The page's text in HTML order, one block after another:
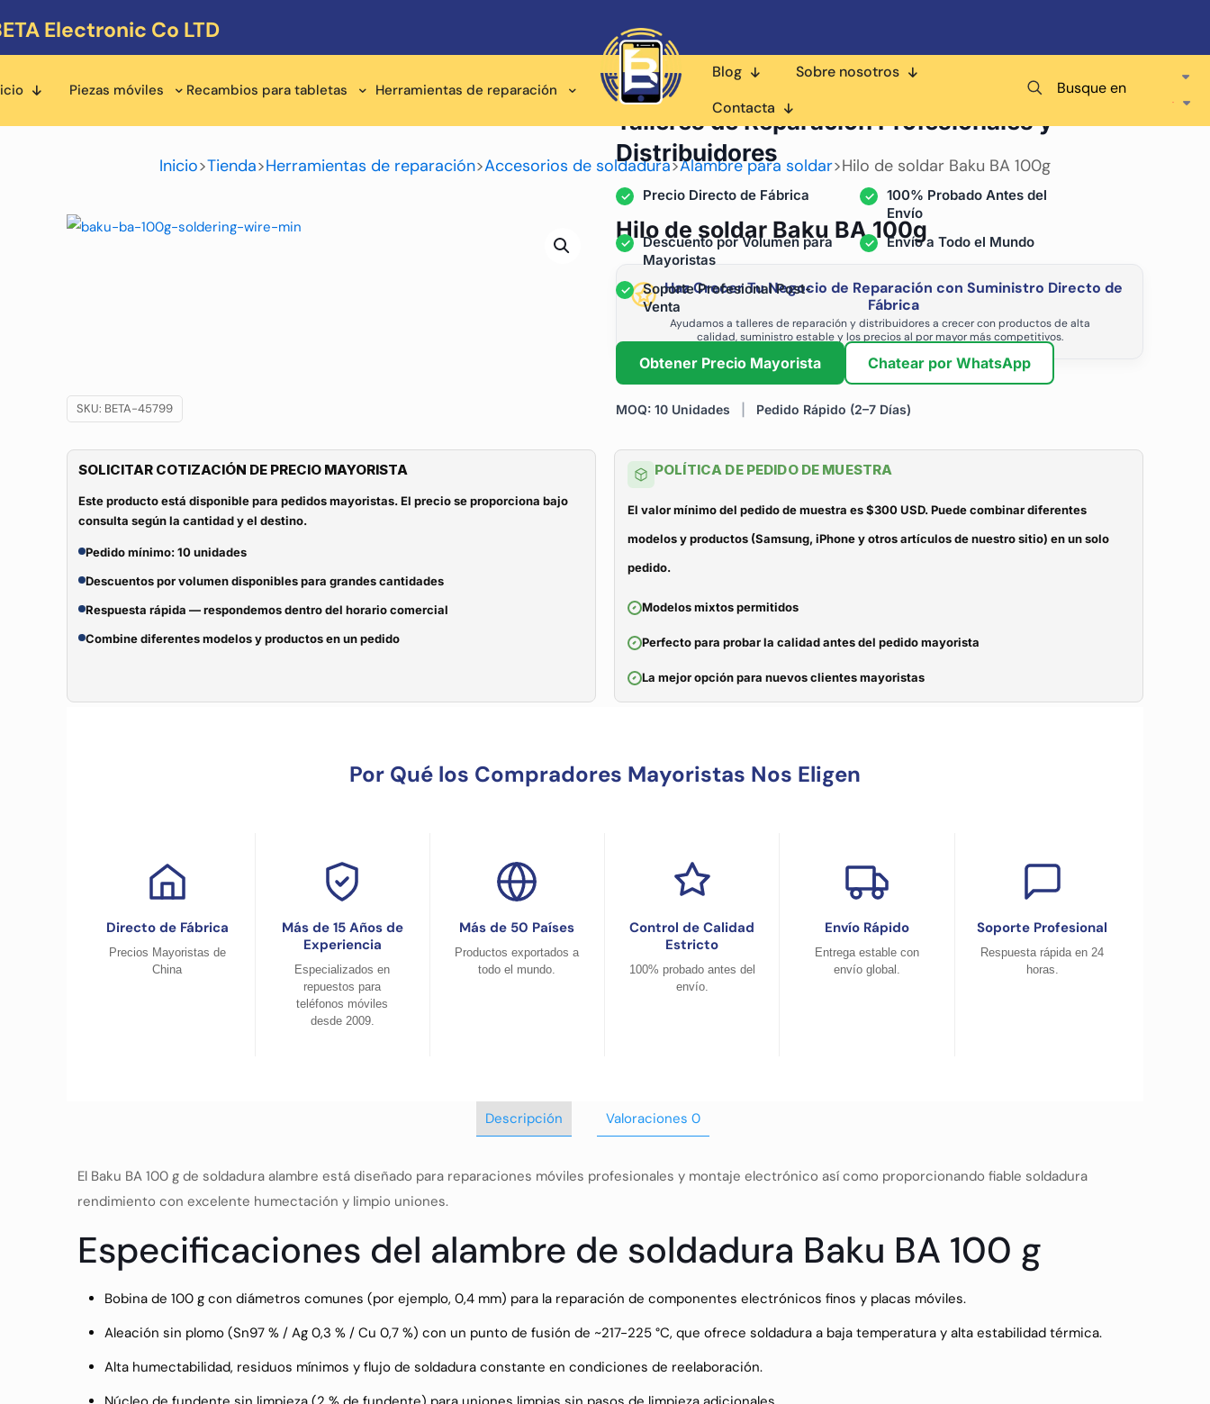
Electronic Co LTD
Piezas móviles Recambios para tabletas Herramientas de reparación
Blog
Sobre nosotros
Contacta
Busque en
Inicio>Tienda>Herramientas de reparación>Accesorios de soldadura>Alambre para soldar>Hilo de soldar Baku BA 100g
Hilo de soldar Baku BA 100g
Haz Crecer Tu Negocio de Reparación con Suministro Directo de
Fábrica
Ayudamos a talleres de reparación y distribuidores a crecer con productos de alta
calidad, suministro estable y los precios al por mayor más competitivos.
SKU: BETA-45799
Proveedor Mayorista para
Talleres de Reparación Profesionales y
Distribuidores
Precio Directo de Fábrica
100% Probado Antes del
Envío
Descuento por Volumen para
Mayoristas
Envío a Todo el Mundo
Soporte Profesional Post-
Venta
Obtener Precio Mayorista Chatear por WhatsApp
MOQ: 10 Unidades Pedido Rápido (2–7 Días)
SOLICITAR COTIZACIÓN DE PRECIO MAYORISTA
Este producto está disponible para pedidos mayoristas. El precio se proporciona bajo
consulta según la cantidad y el destino.
Pedido mínimo: 10 unidades
Descuentos por volumen disponibles para grandes cantidades
Respuesta rápida — respondemos dentro del horario comercial
Combine diferentes modelos y productos en un pedido
POLÍTICA DE PEDIDO DE MUESTRA
El valor mínimo del pedido de muestra es $300 USD. Puede combinar diferentes
modelos y productos (Samsung, iPhone y otros artículos de nuestro sitio) en un solo
pedido.
Modelos mixtos permitidos
Perfecto para probar la calidad antes del pedido mayorista
La mejor opción para nuevos clientes mayoristas
Por Qué los Compradores Mayoristas Nos Eligen
Directo de Fábrica
Precios Mayoristas de
China
Más de 15 Años de
Experiencia
Especializados en
repuestos para
teléfonos móviles
desde 2009.
Más de 50 Países
Productos exportados a
todo el mundo.
Control de Calidad
Estricto
100% probado antes del
envío.
Envío Rápido
Entrega estable con
envío global.
Soporte Profesional
Respuesta rápida en 24
horas.
Descripción Valoraciones 0
El Baku BA 100 g de soldadura alambre está diseñado para reparaciones móviles profesionales y montaje electrónico así como proporcionando fiable soldadura
rendimiento con excelente humectación y limpio uniones.
Especificaciones del alambre de soldadura Baku BA 100 g
Bobina de 100 g con diámetros comunes (por ejemplo, 0,4 mm) para la reparación de componentes electrónicos finos y placas móviles.
Aleación sin plomo (Sn97 % / Ag 0,3 % / Cu 0,7 %) con un punto de fusión de ~217-225 °C, que ofrece soldadura a baja temperatura y alta estabilidad térmica.
Alta humectabilidad, residuos mínimos y flujo de soldadura constante en condiciones de reelaboración.